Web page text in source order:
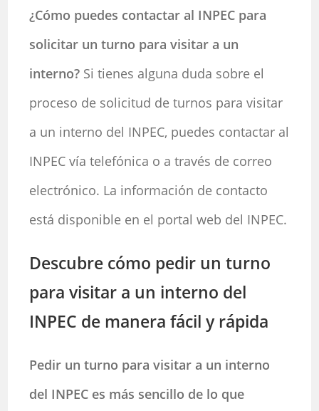
¿Cómo puedes contactar al INPEC para
solicitar un turno para visitar a un
interno? Si tienes alguna duda sobre el
proceso de solicitud de turnos para visitar
a un interno del INPEC, puedes contactar al
INPEC vía telefónica o a través de correo
electrónico. La información de contacto
está disponible en el portal web del INPEC.
Descubre cómo pedir un turno
para visitar a un interno del
INPEC de manera fácil y rápida
Pedir un turno para visitar a un interno
del INPEC es más sencillo de lo que